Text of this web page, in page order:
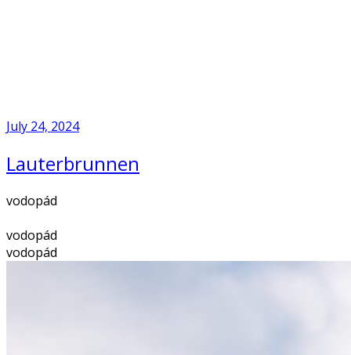
July 24, 2024
Lauterbrunnen
vodopád
vodopád
vodopád